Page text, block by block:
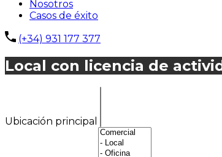
Nosotros
Casos de éxito
(+34) 931 177 377
Local con licencia de
Ubicación principal